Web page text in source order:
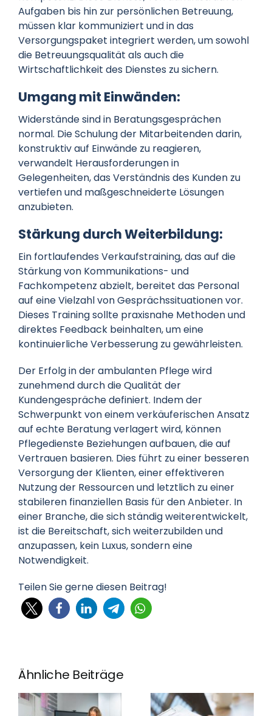
Aufgaben bis hin zur persönlichen Betreuung,
müssen klar kommuniziert und in das
Versorgungspaket integriert werden, um sowohl
die Betreuungsqualität als auch die
Wirtschaftlichkeit des Dienstes zu sichern.
Umgang mit Einwänden:
Widerstände sind in Beratungsgesprächen
normal. Die Schulung der Mitarbeitenden darin,
konstruktiv auf Einwände zu reagieren,
verwandelt Herausforderungen in
Gelegenheiten, das Verständnis des Kunden zu
vertiefen und maßgeschneiderte Lösungen
anzubieten.
Stärkung durch Weiterbildung:
Ein fortlaufendes Verkaufstraining, das auf die
Stärkung von Kommunikations- und
Fachkompetenz abzielt, bereitet das Personal
auf eine Vielzahl von Gesprächssituationen vor.
Dieses Training sollte praxisnahe Methoden und
direktes Feedback beinhalten, um eine
kontinuierliche Verbesserung zu gewährleisten.
Der Erfolg in der ambulanten Pflege wird
zunehmend durch die Qualität der
Kundengespräche definiert. Indem der
Schwerpunkt von einem verkäuferischen Ansatz
auf echte Beratung verlagert wird, können
Pflegedienste Beziehungen aufbauen, die auf
Vertrauen basieren. Dies führt zu einer besseren
Versorgung der Klienten, einer effektiveren
Nutzung der Ressourcen und letztlich zu einer
stabileren finanziellen Basis für den Anbieter. In
einer Branche, die sich ständig weiterentwickelt,
ist die Bereitschaft, sich weiterzubilden und
anzupassen, kein Luxus, sondern eine
Notwendigkeit.
Teilen Sie gerne diesen Beitrag!
Ähnliche Beiträge